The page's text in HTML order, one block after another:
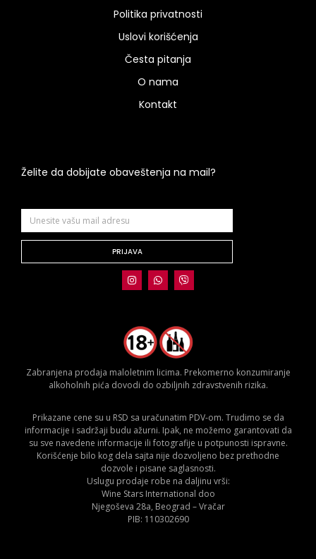
Politika privatnosti
Uslovi korišćenja
Česta pitanja
O nama
Kontakt
Želite da dobijate obaveštenja na mail?
PRIJAVA
Zabranjena prodaja maloletnim licima. Prekomerno konzumiranje
alkoholnih pića dovodi do ozbiljnih zdravstvenih rizika.
Prikazane cene su u RSD sa uračunatim PDV-om. Trudimo se da
informacije i sadržaji budu ažurni. Ipak, ne možemo garantovati da
su sve navedene informacije ili fotografije u potpunosti ispravne.
Korišćenje bilo kog dela sajta nije dozvoljeno bez prethodne
dozvole i pisane saglasnosti.
Uslugu prodaje robe na daljinu vrši:
Wine Stars International doo
Njegoševa 28a, Beograd – Vračar
PIB: 110302690